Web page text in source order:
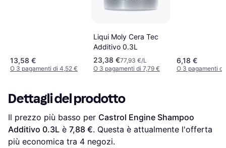
13,58 €
O 3 pagamenti di 4,52 €
Liqui Moly Cera Tec
Additivo 0.3L
23,38 €77,93 €/L
O 3 pagamenti di 7,79 €
6,18 €
O 3 pagamenti
Dettagli del prodotto
Il prezzo più basso per Castrol Engine Shampoo
Additivo 0.3L è 7,88 €. Questa è attualmente l'offerta
più economica tra 4 negozi.